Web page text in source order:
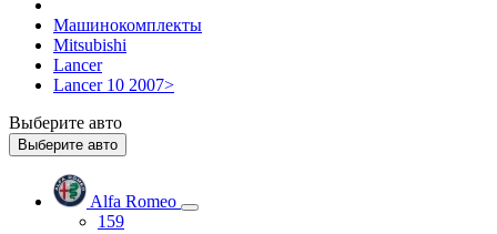
Машинокомплекты
Mitsubishi
Lancer
Lancer 10 2007>
Выберите авто
Выберите авто
Alfa Romeo
159